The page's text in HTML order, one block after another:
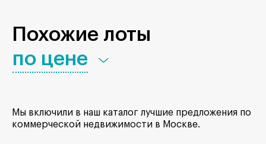
Похожие лоты
по цене
Мы включили в наш каталог лучшие предложения по
коммерческой недвижимости в Москве.